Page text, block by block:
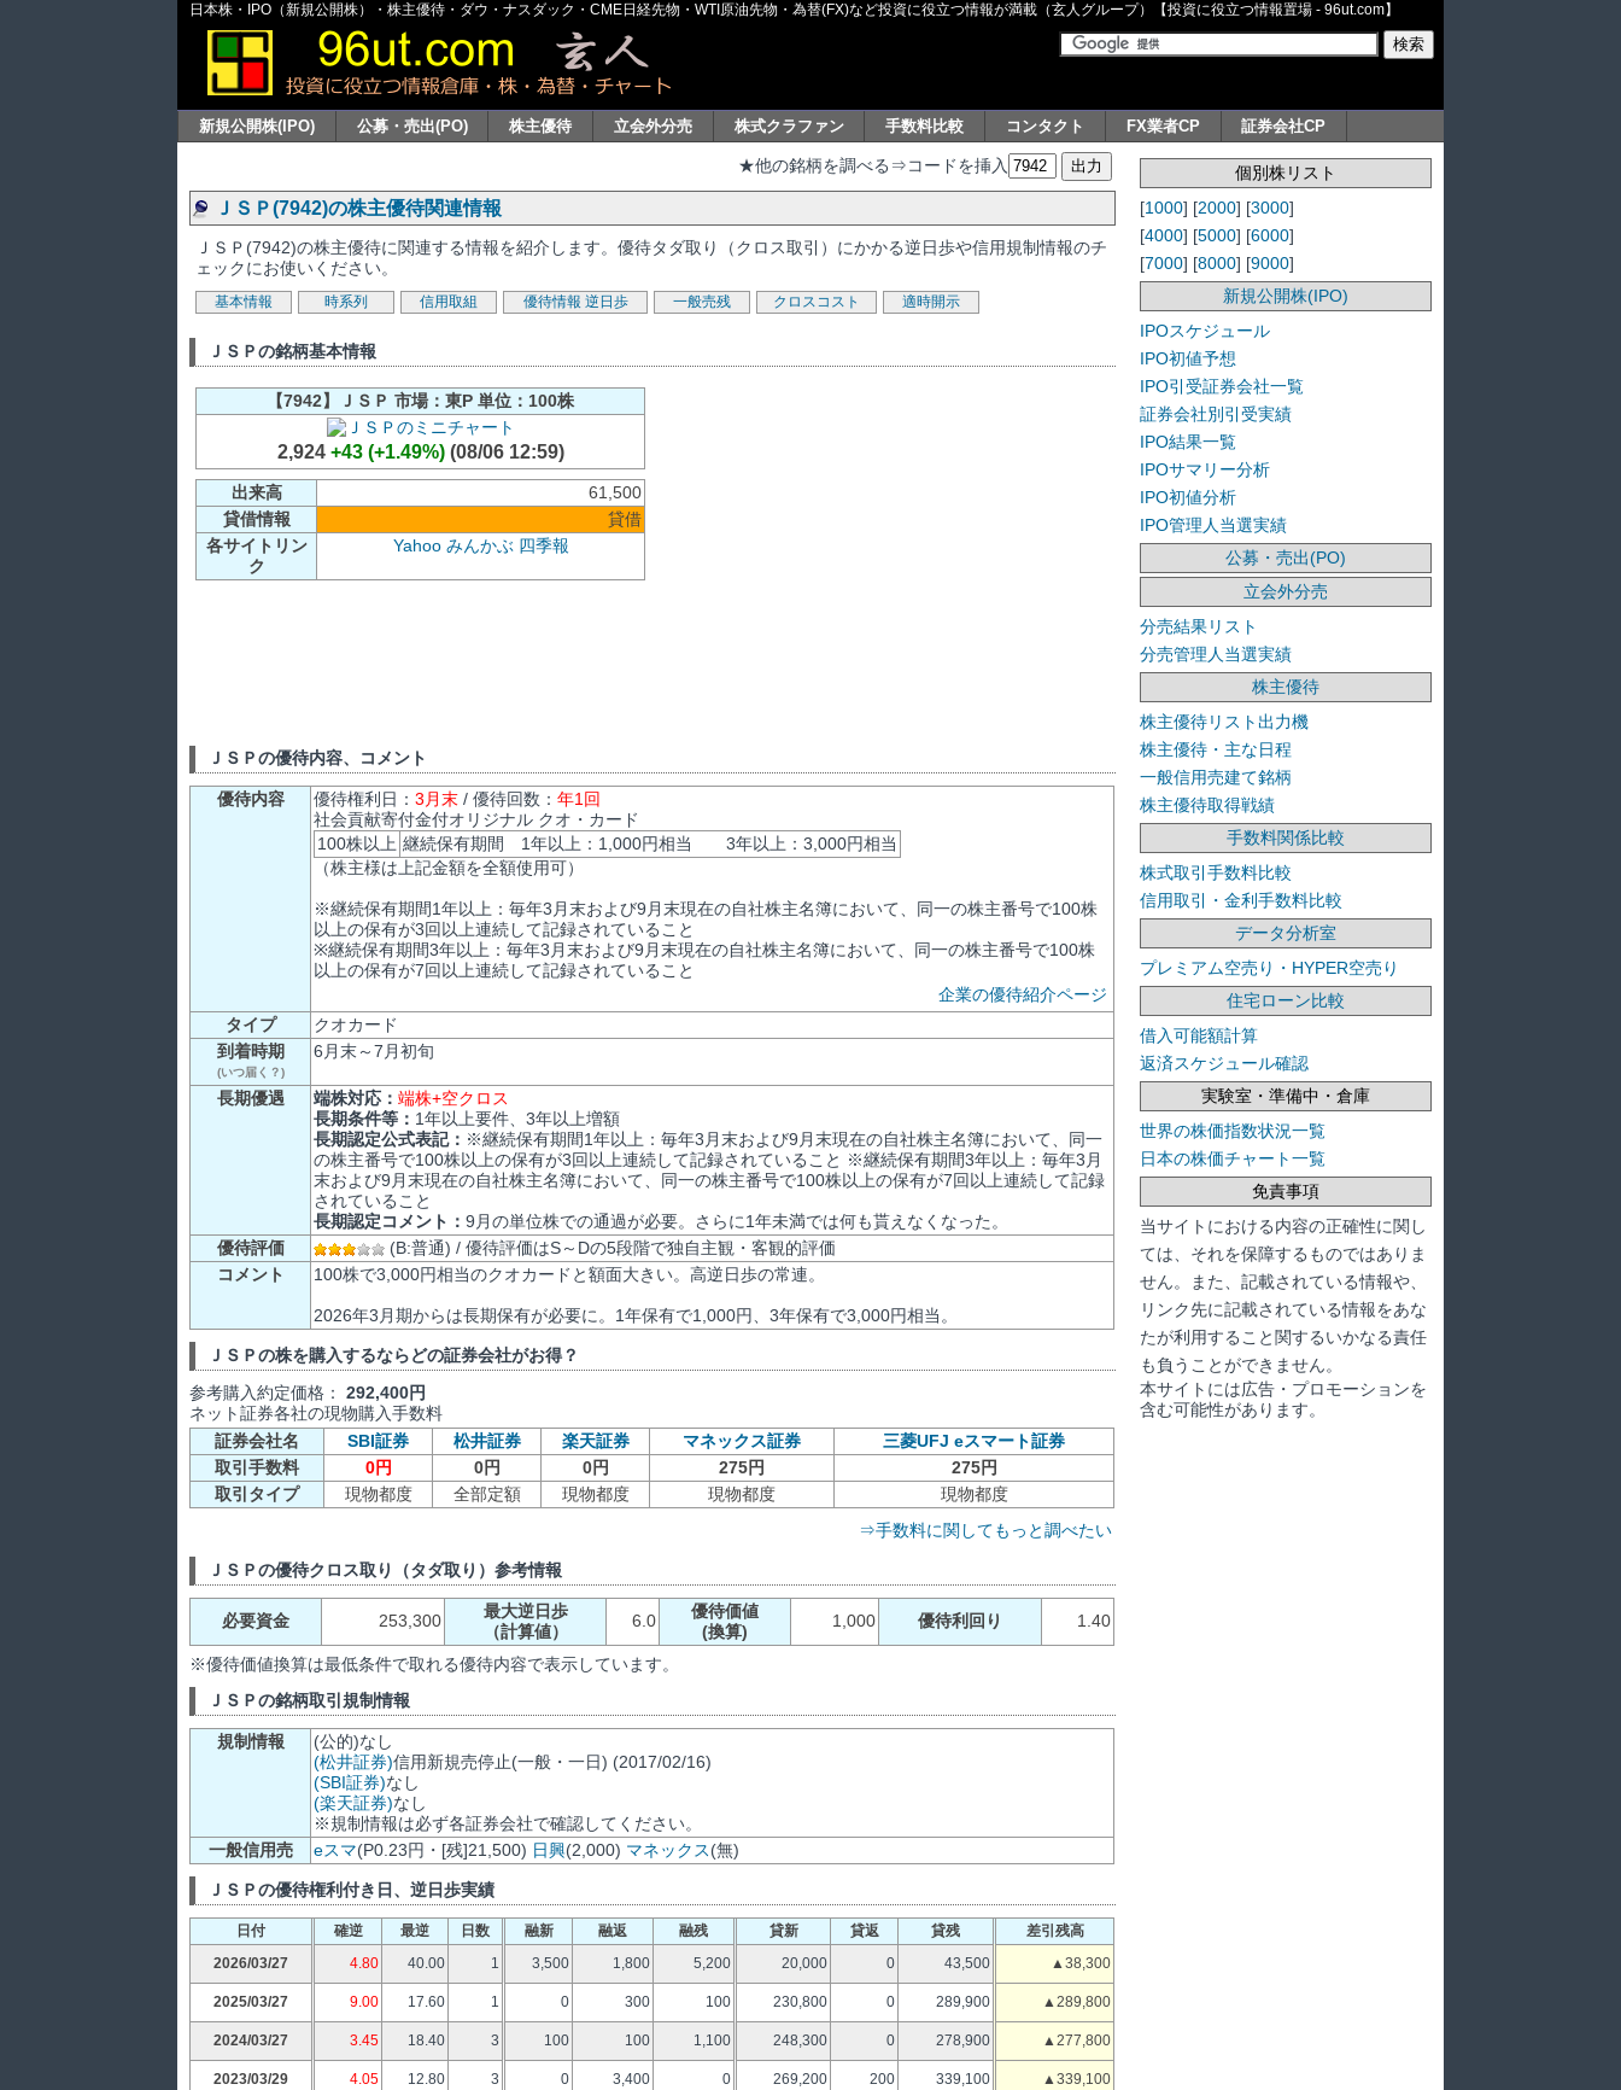
日本株・IPO（新規公開株）・株主優待・ダウ・ナスダック・CME日経先物・WTI原油先物・為替(FX)など投資に役立つ情報が満載（玄人グループ）【投資に役立つ情報置場 - 96ut.com】
新規公開株(IPO) 公募・売出(PO) 株主優待 立会外分売 株式クラファン 手数料比較 コンタクト FX業者CP 証券会社CP
★他の銘柄を調べる⇒コードを挿入
ＪＳＰ(7942)の株主優待関連情報
ＪＳＰ(7942)の株主優待に関連する情報を紹介します。優待タダ取り（クロス取引）にかかる逆日歩や信用規制情報のチ
ェックにお使いください。
基本情報 時系列 信用取組 優待情報 逆日歩 一般売残 クロスコスト 適時開示
ＪＳＰの銘柄基本情報
【7942】ＪＳＰ 市場：東P 単位：100株
2,924 +43 (+1.49%)(08/06 12:59)
出来高
61,500
貸借情報
貸借
各サイトリン
ク
Yahoo みんかぶ 四季報
ＪＳＰの優待内容、コメント
優待内容 優待権利日： 3月末 / 優待回数： 年1回
社会貢献寄付金付オリジナル クオ・カード
100株以上 継続保有期間 1年以上：1,000円相当 3年以上：3,000円相当
（株主様は上記金額を全額使用可）
※継続保有期間1年以上：毎年3月末および9月末現在の自社株主名簿において、同一の株主番号で100株
以上の保有が3回以上連続して記録されていること
※継続保有期間3年以上：毎年3月末および9月末現在の自社株主名簿において、同一の株主番号で100株
以上の保有が7回以上連続して記録されていること
企業の優待紹介ページ
タイプ
クオカード
到着時期
(いつ届く？)
6月末～7月初旬
長期優遇 端株対応： 端株+空クロス
長期条件等： 1年以上要件、3年以上増額
長期認定公式表記： ※継続保有期間1年以上：毎年3月末および9月末現在の自社株主名簿において、同一
の株主番号で100株以上の保有が3回以上連続して記録されていること ※継続保有期間3年以上：毎年3月
末および9月末現在の自社株主名簿において、同一の株主番号で100株以上の保有が7回以上連続して記録
されていること
長期認定コメント： 9月の単位株での通過が必要。さらに1年未満では何も貰えなくなった。
優待評価
(B:普通) / 優待評価はS～Dの5段階で独自主観・客観的評価
コメント
100株で3,000円相当のクオカードと額面大きい。高逆日歩の常連。
2026年3月期からは長期保有が必要に。1年保有で1,000円、3年保有で3,000円相当。
ＪＳＰの株を購入するならどの証券会社がお得？
参考購入約定価格： 292,400円
ネット証券各社の現物購入手数料
証券会社名
SBI証券 松井証券 楽天証券 マネックス証券
三菱UFJ eスマート証券
取引手数料
0円 0円 0円 275円
275円
取引タイプ
現物都度 全部定額 現物都度 現物都度
現物都度
⇒手数料に関してもっと調べたい
ＪＳＰの優待クロス取り（タダ取り）参考情報
必要資金 253,300
最大逆日歩
（計算値）
6.0
優待価値
(換算)
1,000 優待利回り 1.40
※優待価値換算は最低条件で取れる優待内容で表示しています。
ＪＳＰの銘柄取引規制情報
規制情報
(公的)なし
(松井証券)信用新規売停止(一般・一日) (2017/02/16)
(SBI証券)なし
(楽天証券)なし
※規制情報は必ず各証券会社で確認してください。
一般信用売
eスマ(P0.23円・[残]21,500) 日興(2,000) マネックス(無)
ＪＳＰの優待権利付き日、逆日歩実績
日付 確逆 最逆 日数 融新 融返 融残 貸新 貸返 貸残 差引残高
2026/03/27 4.80 40.00 1 3,500 1,800 5,200 20,000 0 43,500 ▲38,300
2025/03/27 9.00 17.60 1 0 300 100 230,800 0 289,900 ▲289,800
2024/03/27 3.45 18.40 3 100 100 1,100 248,300 0 278,900 ▲277,800
2023/03/29 4.05 12.80 3 0 3,400 0 269,200 200 339,100 ▲339,100
個別株リスト
[1000] [2000] [3000]
[4000] [5000] [6000]
[7000] [8000] [9000]
新規公開株(IPO)
IPOスケジュール
IPO初値予想
IPO引受証券会社一覧
証券会社別引受実績
IPO結果一覧
IPOサマリー分析
IPO初値分析
IPO管理人当選実績
公募・売出(PO)
立会外分売
分売結果リスト
分売管理人当選実績
株主優待
株主優待リスト出力機
株主優待・主な日程
一般信用売建て銘柄
株主優待取得戦績
手数料関係比較
株式取引手数料比較
信用取引・金利手数料比較
データ分析室
プレミアム空売り・HYPER空売り
住宅ローン比較
借入可能額計算
返済スケジュール確認
実験室・準備中・倉庫
世界の株価指数状況一覧
日本の株価チャート一覧
免責事項
当サイトにおける内容の正確性に関し
ては、それを保障するものではありま
せん。また、記載されている情報や、
リンク先に記載されている情報をあな
たが利用すること関するいかなる責任
も負うことができません。
本サイトには広告・プロモーションを
含む可能性があります。